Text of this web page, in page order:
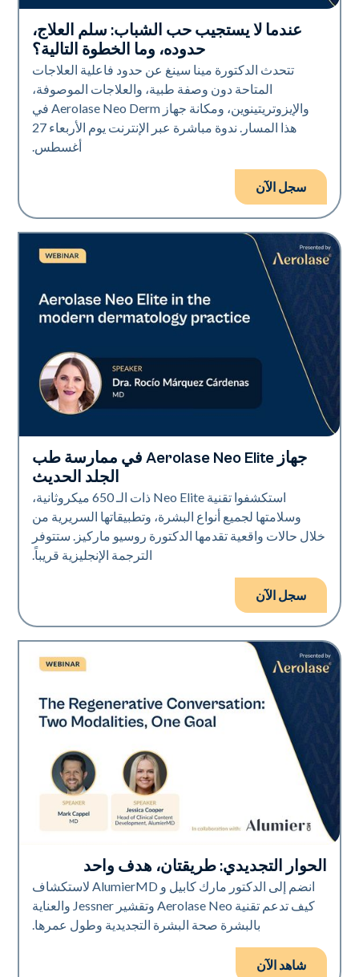
Neo Elite
عندما لا يستجيب حب الشباب: سلم العلاج،
حدوده، وما الخطوة التالية؟
تتحدث الدكتورة مينا سينغ عن حدود فاعلية العلاجات
المتاحة دون وصفة طبية، والعلاجات الموصوفة،
والإيزوتريتينوين، ومكانة جهاز Aerolase Neo Derm في
هذا المسار. ندوة مباشرة عبر الإنترنت يوم الأربعاء 27
أغسطس.
سجل الآن
Neo Elite
جهاز Aerolase Neo Elite في ممارسة طب
الجلد الحديث
استكشفوا تقنية Neo Elite ذات الـ 650 ميكروثانية،
وسلامتها لجميع أنواع البشرة، وتطبيقاتها السريرية من
خلال حالات واقعية تقدمها الدكتورة روسيو ماركيز. ستتوفر
الترجمة الإنجليزية قريباً.
سجل الآن
Neo Elite
الحوار التجديدي: طريقتان، هدف واحد
انضم إلى الدكتور مارك كابيل و AlumierMD لاستكشاف
كيف تدعم تقنية Aerolase Neo وتقشير Jessner والعناية
بالبشرة صحة البشرة التجديدية وطول عمرها.
شاهد الآن